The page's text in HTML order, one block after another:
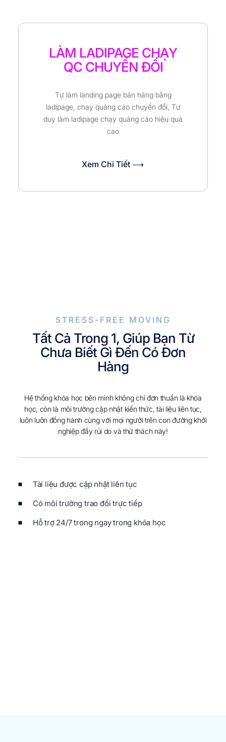
LÀM LADIPAGE CHẠY
QC CHUYỂN ĐỔI
Tự làm landing page bán hàng bằng
ladipage, chạy quảng cáo chuyển đổi, Tư
duy làm ladipage chạy quảng cáo hiệu quả
cao
Xem Chi Tiết ⟶
STRESS-FREE MOVING
Tất Cả Trong 1, Giúp Bạn Từ
Chưa Biết Gì Đến Có Đơn
Hàng
Hệ thống khóa học bên mình không chỉ đơn thuần là khóa
học, còn là môi trường cập nhật kiến thức, tài liệu liên tục,
luôn luôn đồng hành cùng với mọi người trên con đường khởi
nghiệp đầy rủi do và thử thách này!
Tài liệu được cập nhật liên tục
Có môi trường trao đổi trực tiếp
Hỗ trợ 24/7 trong ngay trong khóa học